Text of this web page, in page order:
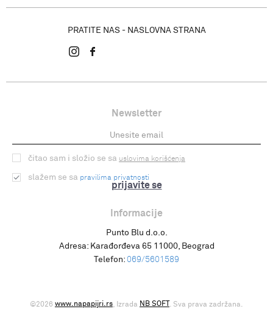
PRATITE NAS - NASLOVNA STRANA
Newsletter
prijavite se
čitao sam i složio se sa uslovima korišćenja
slažem se sa pravilima privatnosti
Informacije
Punto Blu d.o.o.
Adresa: Karađorđeva 65 11000, Beograd
Telefon: 069/5601589
©2026 www.napapijri.rs, Izrada NB SOFT . Sva prava zadržana.